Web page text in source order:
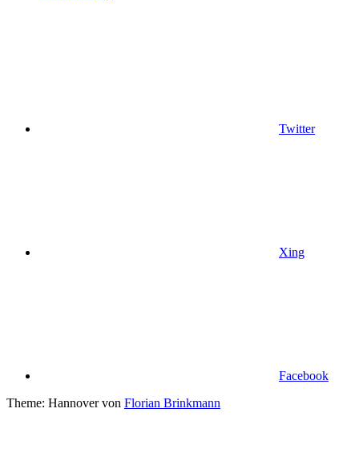
Twitter
Xing
Facebook
Theme: Hannover von Florian Brinkmann